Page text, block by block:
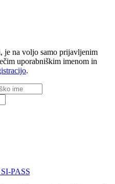
je na voljo samo prijavljenim
uporabniškim imenom in
.
PASS